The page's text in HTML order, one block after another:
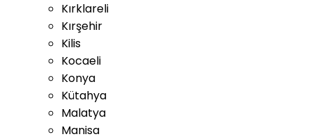
Kırklareli
Kırşehir
Kilis
Kocaeli
Konya
Kütahya
Malatya
Manisa